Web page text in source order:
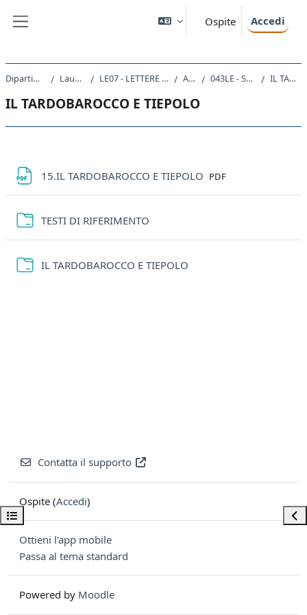
Ospite Accedi
Apri indice del corso
Dipartimento di Studi Umanistici Laurea triennale (DM270) LE07 - LETTERE ANTICHE E MODERNE, ARTI, COMUNICAZIONE A.A. 2022 - 2023 043LE - STORIA DELL'ARTE MODERNA 2022 IL TARDOBAROCCO E TIEPOLO
IL TARDOBAROCCO E TIEPOLO
15.IL TARDOBAROCCO E TIEPOLO File
PDF
TESTI DI RIFERIMENTO
IL TARDOBAROCCO E TIEPOLO
Contatta il supporto
Ospite (Accedi)
Ottieni l'app mobile
Passa al tema standard
Powered by Moodle